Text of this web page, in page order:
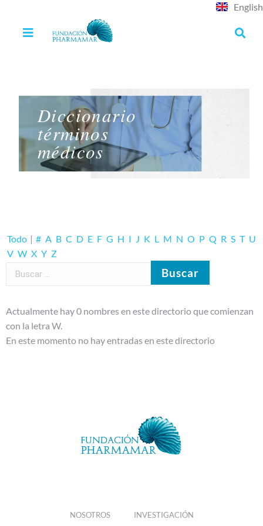
English
Diccionario
términos
médicos
Todo | # A B C D E F G H I J K L M N O P Q R S T U
V W X Y Z
Actualmente hay 0 nombres en este directorio que comienzan
con la letra W.
En este momento no hay entradas en este directorio
NOSOTROS INVESTIGACIÓN